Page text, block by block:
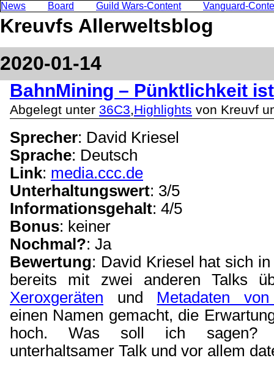
News Board Guild Wars-Content Vanguard-
Kreuvfs Allerweltsblog
2020-01-14
BahnMining – Pünktlichkeit
Abgelegt unter 36C3,Highlights von Kreuvf
Sprecher: David Kriesel
Sprache: Deutsch
Link: media.ccc.de
Unterhaltungswert: 3/5
Informationsgehalt: 4/5
Bonus: keiner
Nochmal?: Ja
Bewertung: David Kriesel hat sich
bereits mit zwei anderen Talks
Xeroxgeräten und Metadaten
einen Namen gemacht, die
hoch. Was soll ich sagen?
unterhaltsamer Talk und vor allem